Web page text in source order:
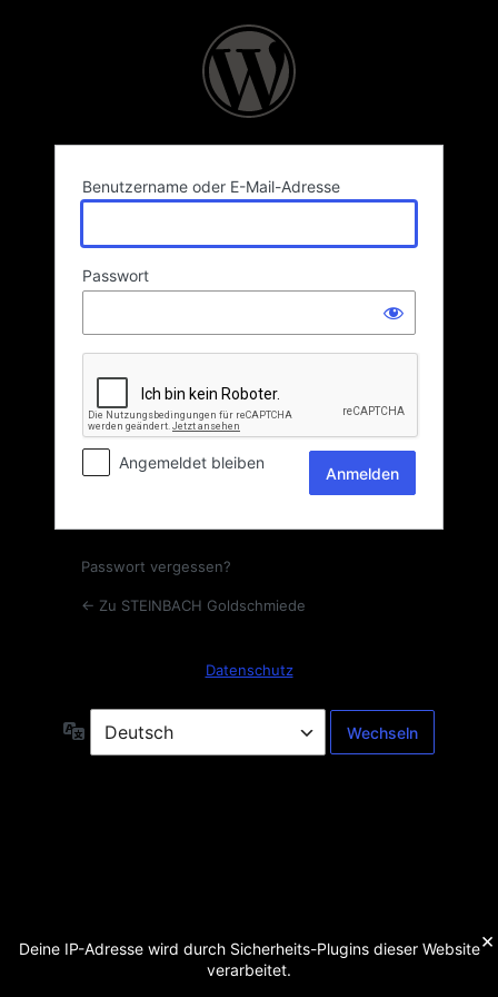
Benutzername oder E-Mail-Adresse
Passwort
Angemeldet bleiben
Passwort vergessen?
← Zu STEINBACH Goldschmiede
Datenschutz
Sprache
Deine IP-Adresse wird durch Sicherheits-Plugins dieser Website
verarbeitet.
×